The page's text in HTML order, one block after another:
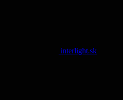
interlight.sk